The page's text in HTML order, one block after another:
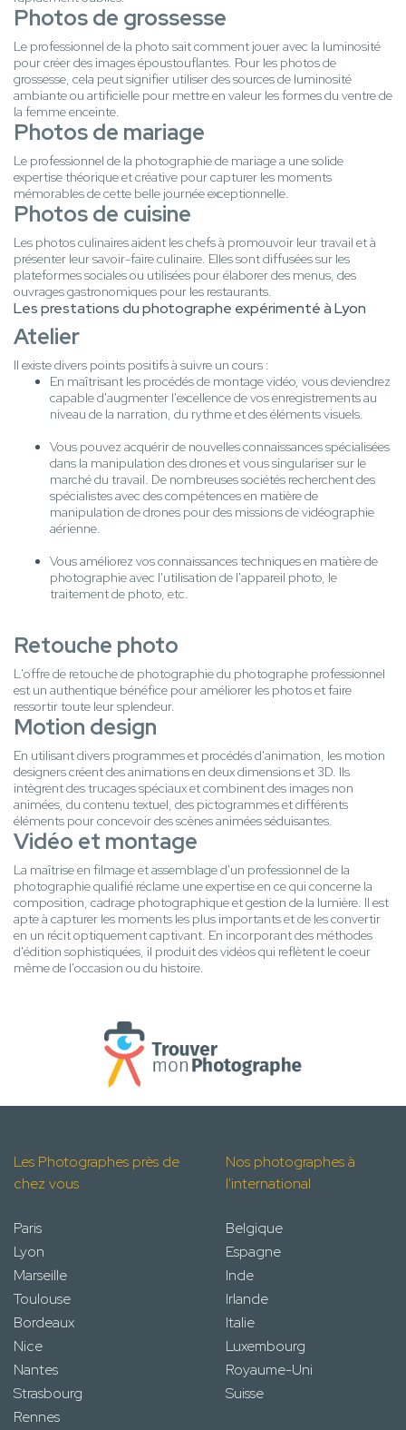
Photos de grossesse
Le professionnel de la photo sait comment jouer avec la luminosité
pour créer des images époustouflantes. Pour les photos de
grossesse, cela peut signifier utiliser des sources de luminosité
ambiante ou artificielle pour mettre en valeur les formes du ventre de
la femme enceinte.
Photos de mariage
Le professionnel de la photographie de mariage a une solide
expertise théorique et créative pour capturer les moments
mémorables de cette belle journée exceptionnelle.
Photos de cuisine
Les photos culinaires aident les chefs à promouvoir leur travail et à
présenter leur savoir-faire culinaire. Elles sont diffusées sur les
plateformes sociales ou utilisées pour élaborer des menus, des
ouvrages gastronomiques pour les restaurants.
Les prestations du photographe expérimenté à Lyon
Atelier
Il existe divers points positifs à suivre un cours :
En maîtrisant les procédés de montage vidéo, vous deviendrez
capable d'augmenter l'excellence de vos enregistrements au
niveau de la narration, du rythme et des éléments visuels.
Vous pouvez acquérir de nouvelles connaissances spécialisées
dans la manipulation des drones et vous singulariser sur le
marché du travail. De nombreuses sociétés recherchent des
spécialistes avec des compétences en matière de
manipulation de drones pour des missions de vidéographie
aérienne.
Vous améliorez vos connaissances techniques en matière de
photographie avec l'utilisation de l'appareil photo, le
traitement de photo, etc.
Retouche photo
L'offre de retouche de photographie du photographe professionnel
est un authentique bénéfice pour améliorer les photos et faire
ressortir toute leur splendeur.
Motion design
En utilisant divers programmes et procédés d'animation, les motion
designers créent des animations en deux dimensions et 3D. Ils
intègrent des trucages spéciaux et combinent des images non
animées, du contenu textuel, des pictogrammes et différents
éléments pour concevoir des scènes animées séduisantes.
Vidéo et montage
La maîtrise en filmage et assemblage d'un professionnel de la
photographie qualifié réclame une expertise en ce qui concerne la
composition, cadrage photographique et gestion de la lumière. Il est
apte à capturer les moments les plus importants et de les convertir
en un récit optiquement captivant. En incorporant des méthodes
d'édition sophistiquées, il produit des vidéos qui reflètent le coeur
même de l'occasion ou du histoire.
Les Photographes près de
chez vous
Paris
Lyon
Marseille
Toulouse
Bordeaux
Nice
Nantes
Strasbourg
Rennes
Nos photographes à
l'international
Belgique
Espagne
Inde
Irlande
Italie
Luxembourg
Royaume-Uni
Suisse